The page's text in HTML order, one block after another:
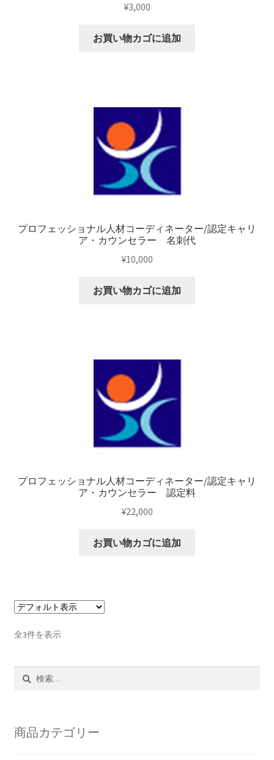
¥3,000
お買い物カゴに追加
プロフェッショナル人材コーディネーター/認定キャリ
ア・カウンセラー 名刺代
¥10,000
お買い物カゴに追加
プロフェッショナル人材コーディネーター/認定キャリ
ア・カウンセラー 認定料
¥22,000
お買い物カゴに追加
全3件を表示
商品カテゴリー